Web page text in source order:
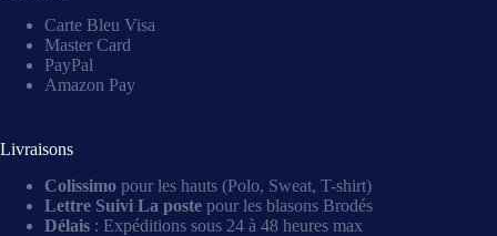
Carte Bleu Visa
Master Card
PayPal
Amazon Pay
Livraisons
Colissimo pour les hauts (Polo, Sweat, T-shirt)
Lettre Suivi La poste pour les blasons Brodés
Délais : Expéditions sous 24 à 48 heures max